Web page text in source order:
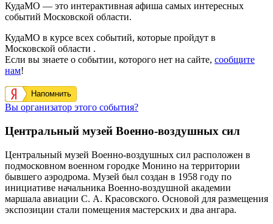
КудаМО — это интерактивная афиша самых интересных
событий Московской области.
КудаМО в курсе всех событий, которые пройдут в
Московской области .
Если вы знаете о событии, которого нет на сайте, сообщите
нам!
Напомнить
Вы организатор этого события?
Центральный музей Военно-воздушных сил
Центральный музей Военно-воздушных сил расположен в
подмосковном военном городке Монино на территории
бывшего аэродрома. Музей был создан в 1958 году по
инициативе начальника Военно-воздушной академии
маршала авиации С. А. Красовского. Основой для размещения
экспозиции стали помещения мастерских и два ангара.